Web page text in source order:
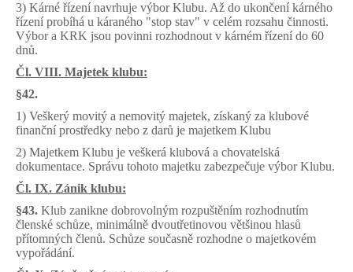
3) Kárné řízení navrhuje výbor Klubu. Až do ukončení kárného
řízení probíhá u káraného "stop stav" v celém rozsahu činnosti.
Výbor a KRK jsou povinni rozhodnout v kárném řízení do 60
dnů.
Čl. VIII. Majetek klubu:
§42.
1) Veškerý movitý a nemovitý majetek, získaný za klubové
finanční prostředky nebo z darů je majetkem Klubu
2) Majetkem Klubu je veškerá klubová a chovatelská
dokumentace. Správu tohoto majetku zabezpečuje výbor Klubu.
Čl. IX. Zánik klubu:
§43. Klub zanikne dobrovolným rozpuštěním rozhodnutím
členské schůze, minimálně dvoutřetinovou většinou hlasů
přítomných členů. Schůze současně rozhodne o majetkovém
vypořádání.